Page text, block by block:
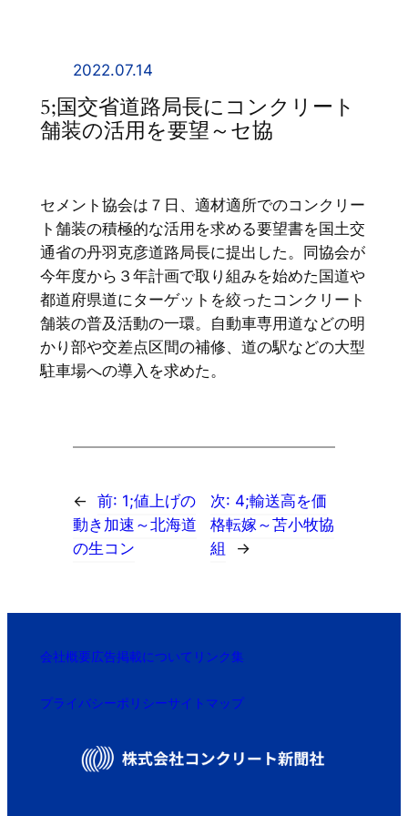
2022.07.14
5;国交省道路局長にコンクリート
舗装の活用を要望～セ協
セメント協会は７日、適材適所でのコンクリー
ト舗装の積極的な活用を求める要望書を国土交
通省の丹羽克彦道路局長に提出した。同協会が
今年度から３年計画で取り組みを始めた国道や
都道府県道にターゲットを絞ったコンクリート
舗装の普及活動の一環。自動車専用道などの明
かり部や交差点区間の補修、道の駅などの大型
駐車場への導入を求めた。
← 前: 1;値上げの
動き加速～北海道
の生コン
次: 4;輸送高を価
格転嫁～苫小牧協
組
→
会社概要広告掲載について リンク集
プライバシーポリシーサイトマップ